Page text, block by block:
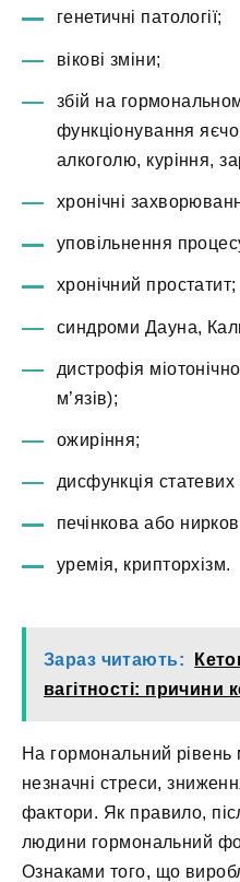
генетичні патології;
вікові зміни;
збій на
функціонування
алкоголю, куріння,
хронічні
уповільнення
хронічний простатит;
синдроми Дауна,
дистрофія
м’язів);
ожиріння;
дисфункція статевих
печінкова або
уремія, крипторхізм.
Зараз читають:
вагітності: причини
На гормональний рівень
незначні стреси,
фактори. Як правило,
людини гормональний
Ознаками того, що